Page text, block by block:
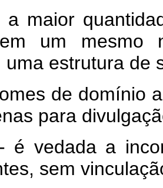
quantidade
um mesmo
uma estrutura de
de domínio
para
a
sem